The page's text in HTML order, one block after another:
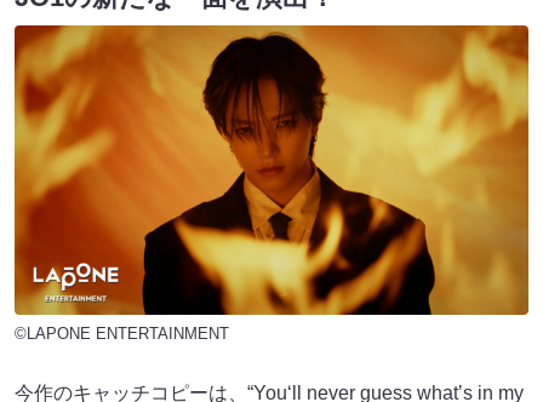
©LAPONE ENTERTAINMENT
今作のキャッチコピーは、“Youʻll never guess whatʼs in my